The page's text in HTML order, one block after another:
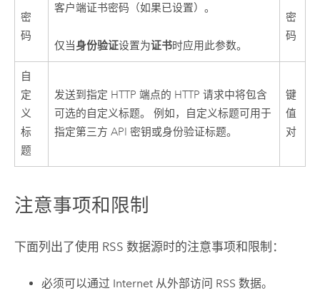
密
码
客户端证书密码（如果已设置）。
仅当身份验证设置为证书时应用此参数。
密
码
自
定
义
标
题
发送到指定 HTTP 端点的 HTTP 请求中将包含
可选的自定义标题。 例如，自定义标题可用于
指定第三方 API 密钥或身份验证标题。
键
值
对
注意事项和限制
下面列出了使用 RSS 数据源时的注意事项和限制：
必须可以通过 Internet 从外部访问 RSS 数据。